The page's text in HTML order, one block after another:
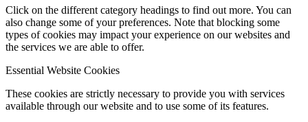
Click on the different category headings to find out more. You can
also change some of your preferences. Note that blocking some
types of cookies may impact your experience on our websites and
the services we are able to offer.
Essential Website Cookies
These cookies are strictly necessary to provide you with services
available through our website and to use some of its features.